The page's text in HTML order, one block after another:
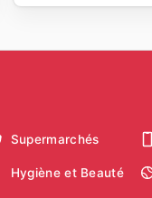
Supermarchés
Hygiène et Beauté